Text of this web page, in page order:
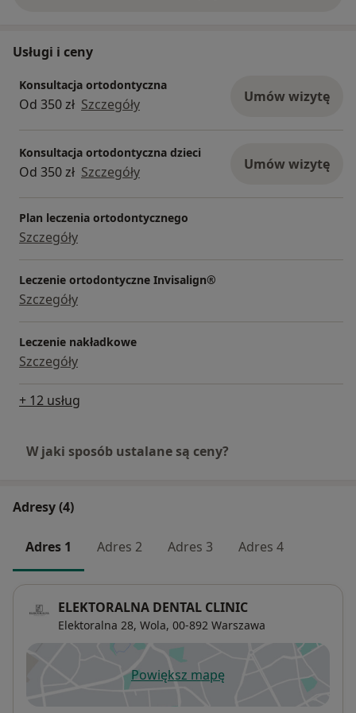
Usługi i ceny
Konsultacja ortodontyczna
Od 350 zł Szczegóły Umów wizytę
Konsultacja ortodontyczna dzieci
Od 350 zł Szczegóły Umów wizytę
Plan leczenia ortodontycznego
Szczegóły
Leczenie ortodontyczne Invisalign®
Szczegóły
Leczenie nakładkowe
Szczegóły
+ 12 usług
W jaki sposób ustalane są ceny?
Adresy (4)
Adres 1 Adres 2 Adres 3 Adres 4
ELEKTORALNA DENTAL CLINIC
Elektoralna 28, Wola, 00-892 Warszawa
Powiększ mapęotwiera się w nowej karcie